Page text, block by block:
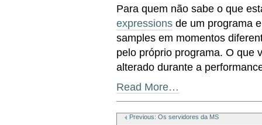
Para quem não sabe o que
expressions de um programa
samples em momentos
pelo próprio programa. O que
alterado durante a
Read More…
ActionsPrevious: Os servidores da MS